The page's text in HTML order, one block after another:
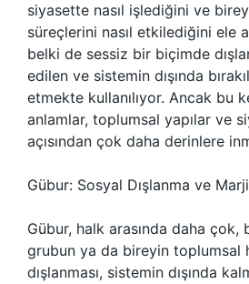
siyasette nasıl işlediğini ve
süreçlerini nasıl etkilediğini ele
belki de sessiz bir biçimde
edilen ve sistemin dışında
etmekte kullanılıyor. Ancak bu
anlamlar, toplumsal yapılar ve
açısından çok daha derinlere
Gübur: Sosyal Dışlanma ve
Gübur, halk arasında daha çok,
grubun ya da bireyin toplumsal
dışlanması, sistemin dışında